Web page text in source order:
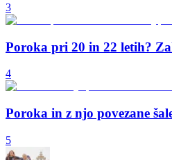
3
Poroka pri 20 in 22 letih?
4
Poroka in z njo povezane
5